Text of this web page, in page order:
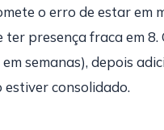
o erro de estar em
presença fraca em 8.
semanas), depois
consolidado.